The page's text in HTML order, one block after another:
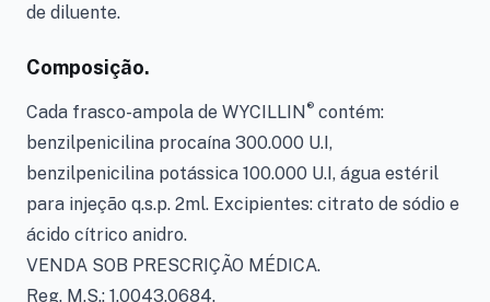
de diluente.
Composição.
Cada frasco-ampola de WYCILLIN® contém:
benzilpenicilina procaína 300.000 U.I,
benzilpenicilina potássica 100.000 U.I, água estéril
para injeção q.s.p. 2ml. Excipientes: citrato de sódio e
ácido cítrico anidro.
VENDA SOB PRESCRIÇÃO MÉDICA.
Reg. M.S.: 1.0043.0684.